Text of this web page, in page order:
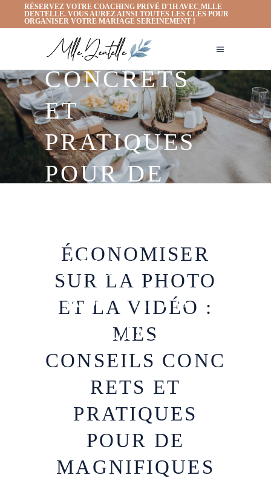
RÉSERVEZ VOTRE COACHING PRIVÉ D'1H AVEC MLLE
DENTELLE. VOUS AUREZ AINSI TOUTES LES CLÉS POUR
ORGANISER VOTRE MARIAGE SEREINEMENT !
VIDÉO : MES
CONSEILS
CONCRETS
ET
PRATIQUES
POUR DE
S SOUVENIRS
SANS
CASSER TA
TIRELIRE
ÉCONOMISER
SUR LA PHOTO
ET LA VIDÉO :
MES
CONSEILS CONC
RETS ET
PRATIQUES
POUR DE
MAGNIFIQUES